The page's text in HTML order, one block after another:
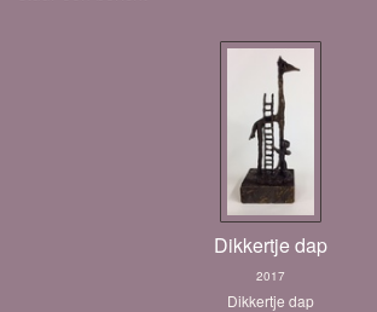
Dikkertje dap
2017
Dikkertje dap